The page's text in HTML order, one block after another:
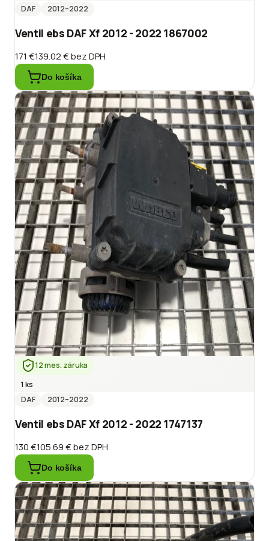
DAF
2012–2022
Ventil ebs DAF Xf 2012 - 2022 1867002
171 €139.02 €bez DPH
Do košíka
12 mes. záruka
1 ks
DAF
2012–2022
Ventil ebs DAF Xf 2012 - 2022 1747137
130 €105.69 €bez DPH
Do košíka